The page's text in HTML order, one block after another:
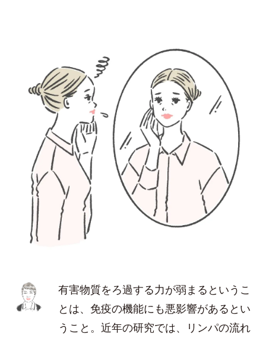
有害物質をろ過する力が弱まるというこ
とは、免疫の機能にも悪影響があるとい
うこと。近年の研究では、リンパの流れ